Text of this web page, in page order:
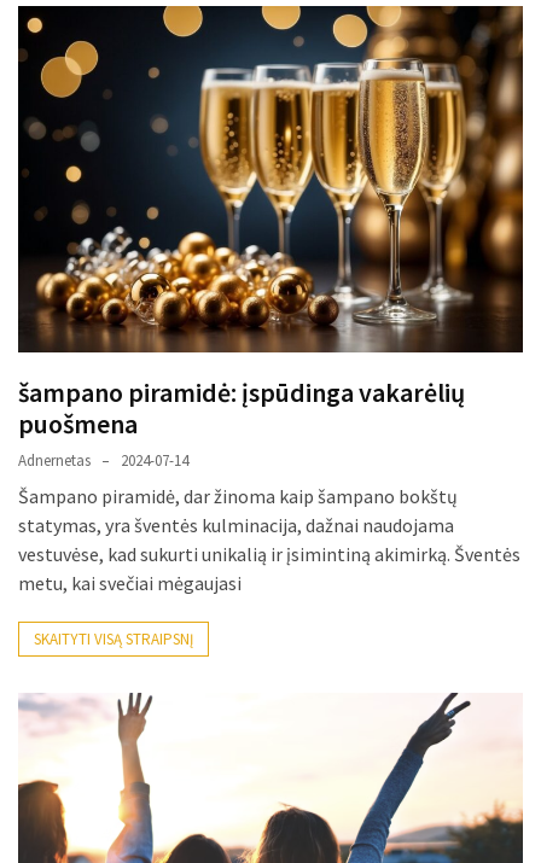
šampano piramidė: įspūdinga vakarėlių
puošmena
Adnernetas 2024-07-14
Šampano piramidė, dar žinoma kaip šampano bokštų
statymas, yra šventės kulminacija, dažnai naudojama
vestuvėse, kad sukurti unikalią ir įsimintiną akimirką. Šventės
metu, kai svečiai mėgaujasi
SKAITYTI VISĄ STRAIPSNĮ